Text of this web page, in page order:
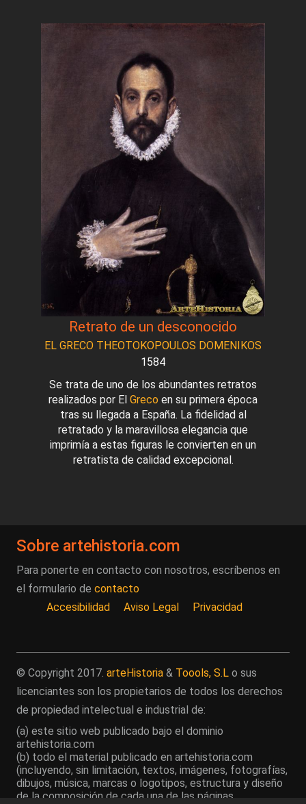
Retrato de un desconocido
EL GRECO THEOTOKOPOULOS DOMENIKOS
1584
Se trata de uno de los abundantes retratos
realizados por El Greco en su primera época
tras su llegada a España. La fidelidad al
retratado y la maravillosa elegancia que
imprimía a estas figuras le convierten en un
retratista de calidad excepcional.
Sobre artehistoria.com
Para ponerte en contacto con nosotros, escríbenos en
el formulario de contacto
Accesibilidad
Aviso Legal Privacidad
© Copyright 2017. arteHistoria & Toools, S.L o sus
licenciantes son los propietarios de todos los derechos
de propiedad intelectual e industrial de:
(a) este sitio web publicado bajo el dominio
artehistoria.com
(b) todo el material publicado en artehistoria.com
(incluyendo, sin limitación, textos, imágenes, fotografías,
dibujos, música, marcas o logotipos, estructura y diseño
de la composición de cada una de las páginas